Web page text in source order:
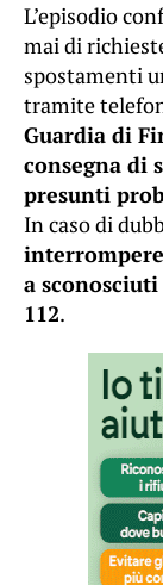
L’episodio
mai di
spostamenti
tramite
Guardia di
consegna di
presunti
In caso di
a
112.